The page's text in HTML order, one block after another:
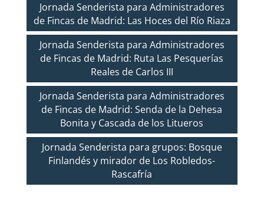
Jornada Senderista para Administradores
de Fincas de Madrid: Las Hoces del Río Riaza
Jornada Senderista para Administradores
de Fincas de Madrid: Ruta Las Pesquerías
Reales de Carlos III
Jornada Senderista para Administradores
de Fincas de Madrid: Senda de la Dehesa
Bonita y Cascada de los Litueros
Jornada Senderista para grupos: Bosque
Finlandés y mirador de Los Robledos-
Rascafría